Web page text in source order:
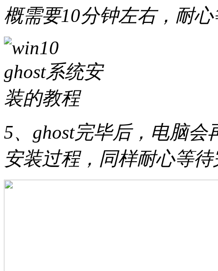
概需要10分钟左右，耐
5、ghost完毕后，电脑会
安装过程，同样耐心等